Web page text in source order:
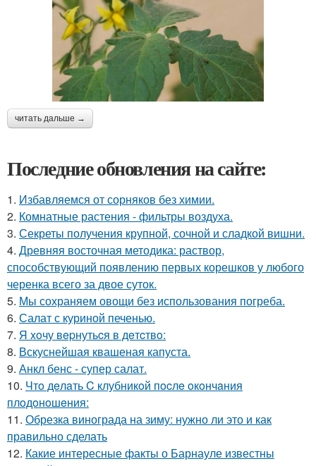
читать дальше →
Последние обновления на сайте:
1. Избавляемся от сорняков без химии.
2. Комнатные растения - фильтры воздуха.
3. Секреты получения крупной, сочной и сладкой вишни.
4. Древняя восточная методика: раствор,
способствующий появлению первых корешков у любого
черенка всего за двое суток.
5. Мы сохраняем овощи без использования погреба.
6. Салат с куриной печенью.
7. Я xoчу вepнутьcя в дeтcтвo:
8. Вскуснейшая квашеная капуста.
9. Анкл бенс - супер салат.
10. Чтo дeлaть C клубникoй пocлe oкoнчaния
плoдoнoшeния:
11. Обрезка винограда на зиму: нужно ли это и как
правильно сделать
12. Какие интересные факты о Барнауле известны